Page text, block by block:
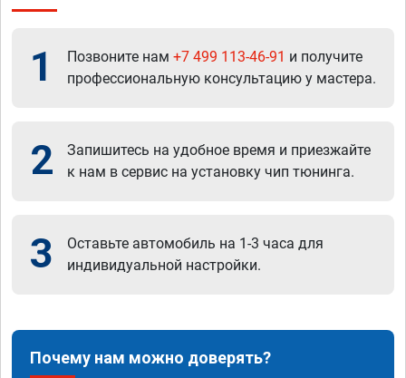
1 Позвоните нам +7 499 113-46-91 и получите
профессиональную консультацию у мастера.
2
Запишитесь на удобное время и приезжайте
к нам в сервис на установку чип тюнинга.
3
Оставьте автомобиль на 1-3 часа для
индивидуальной настройки.
Почему нам можно доверять?